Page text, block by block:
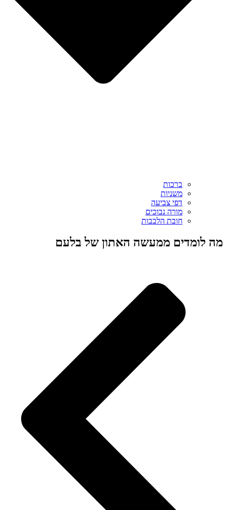
ברכות
משניות
דפי צביעה
מורה נבוכים
חובת הלבבות
מה לומדים ממעשה האתון של בלעם